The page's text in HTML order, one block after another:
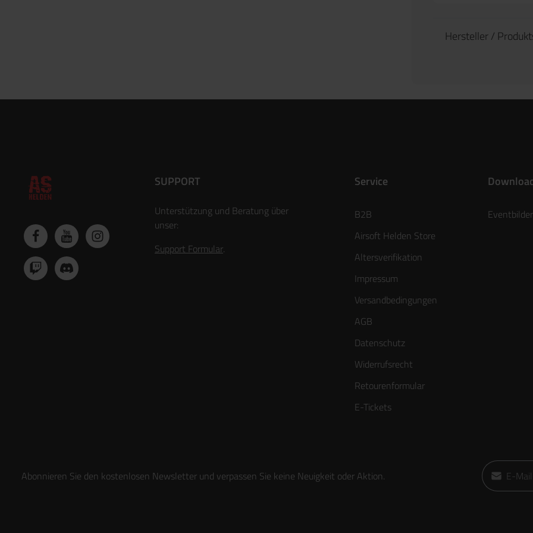
Hersteller /
Abonnieren Sie den kostenlosen Newsletter und verpassen Sie keine Neuigkeit oder Aktion.
E-Mail-
SUPPORT
Unterstützung und Beratung über
unser:
Support Formular.
Service
B2B
Airsoft Helden Store
Altersverifikation
Impressum
Versandbedingungen
AGB
Datenschutz
Widerrufsrecht
Retourenformular
E-Tickets
Eventbilder